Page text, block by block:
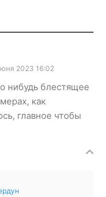
2023 16:02
нибудь блестящее
как
главное чтобы